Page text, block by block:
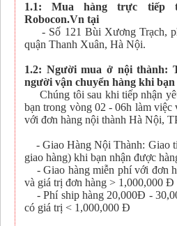
1.1: Mua hàng trực tiếp
Robocon.Vn tại
- Số 121 Bùi Xương Trạch,
quận Thanh Xuân, Hà Nội.
1.2: Người mua ở nội thành:
người vận chuyển hàng khi
Chúng tôi sau khi tiếp nhận
bạn trong vòng 02 - 06h làm việc
với đơn hàng nội thành Hà Nội,
- Giao Hàng Nội Thành: Giao
giao hàng) khi bạn nhận được
- Giao hàng miễn phí với đơn
và giá trị đơn hàng > 1,000,000 Đ
- Phí ship hàng 20,000Đ -
có giá trị < 1,000,000 Đ